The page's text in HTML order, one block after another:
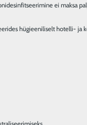
ei maksa
hügieeniliselt hotelli-